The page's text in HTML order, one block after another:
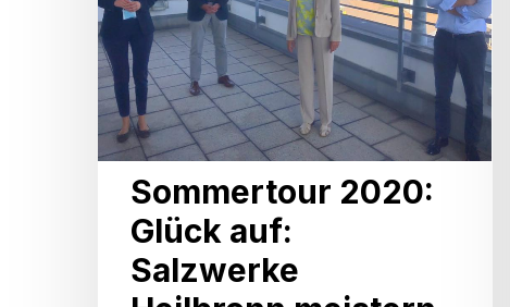
Heilbronn
meistern
die
Krise
und
werden
Initiative
Sommertour 2020:
Glück auf:
Salzwerke